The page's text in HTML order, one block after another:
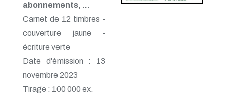
abonnements, …
Carnet de 12 timbres -
couverture jaune -
écriture verte
Date d'émission : 13
novembre 2023
Tirage : 100 000 ex.